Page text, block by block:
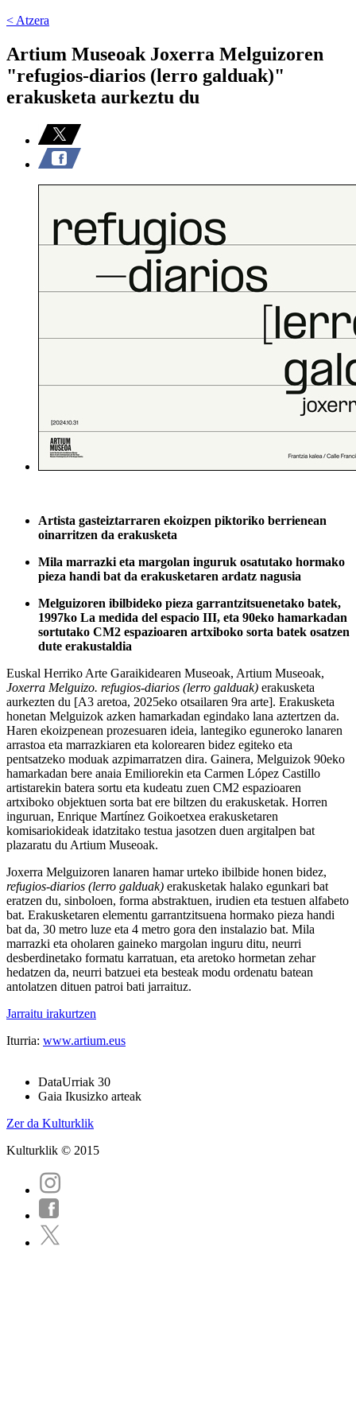
< Atzera
Artium Museoak Joxerra Melguizoren
"refugios-diarios (lerro galduak)"
erakusketa aurkeztu du
Artista gasteiztarraren ekoizpen piktoriko berrienean
oinarritzen da erakusketa
Mila marrazki eta margolan inguruk osatutako hormako
pieza handi bat da erakusketaren ardatz nagusia
Melguizoren ibilbideko pieza garrantzitsuenetako batek,
1997ko La medida del espacio III, eta 90eko hamarkadan
sortutako CM2 espazioaren artxiboko sorta batek osatzen
dute erakustaldia
Euskal Herriko Arte Garaikidearen Museoak, Artium Museoak,
Joxerra Melguizo. refugios-diarios (lerro galduak) erakusketa
aurkezten du [A3 aretoa, 2025eko otsailaren 9ra arte]. Erakusketa
honetan Melguizok azken hamarkadan egindako lana aztertzen da.
Haren ekoizpenean prozesuaren ideia, lantegiko eguneroko lanaren
arrastoa eta marrazkiaren eta kolorearen bidez egiteko eta
pentsatzeko moduak azpimarratzen dira. Gainera, Melguizok 90eko
hamarkadan bere anaia Emiliorekin eta Carmen López Castillo
artistarekin batera sortu eta kudeatu zuen CM2 espazioaren
artxiboko objektuen sorta bat ere biltzen du erakusketak. Horren
inguruan, Enrique Martínez Goikoetxea erakusketaren
komisariokideak idatzitako testua jasotzen duen argitalpen bat
plazaratu du Artium Museoak.
Joxerra Melguizoren lanaren hamar urteko ibilbide honen bidez,
refugios-diarios (lerro galduak) erakusketak halako egunkari bat
eratzen du, sinboloen, forma abstraktuen, irudien eta testuen alfabeto
bat. Erakusketaren elementu garrantzitsuena hormako pieza handi
bat da, 30 metro luze eta 4 metro gora den instalazio bat. Mila
marrazki eta oholaren gaineko margolan inguru ditu, neurri
desberdinetako formatu karratuan, eta aretoko hormetan zehar
hedatzen da, neurri batzuei eta besteak modu ordenatu batean
antolatzen dituen patroi bati jarraituz.
Jarraitu irakurtzen
Iturria: www.artium.eus
DataUrriak 30
Gaia Ikusizko arteak
Zer da Kulturklik
Kulturklik © 2015